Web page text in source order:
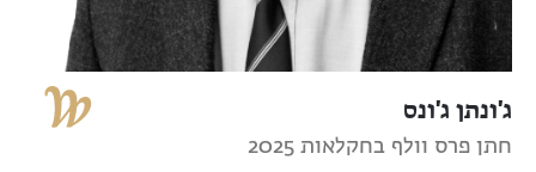
ג'ונתן ג'ונס
חתן פרס וולף בחקלאות 2025